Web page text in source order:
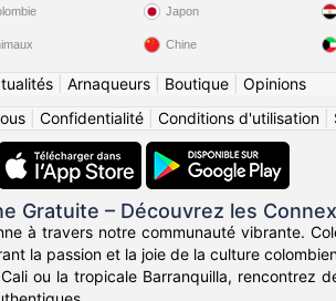
Japon
Chine
| Arnaqueurs| Boutique| Opinions
| Confidentialité| Conditions d'utilisation|
Gratuite – Découvrez les
à travers notre communauté vibrante.
la passion et la joie de la culture
ou la tropicale Barranquilla, rencontrez